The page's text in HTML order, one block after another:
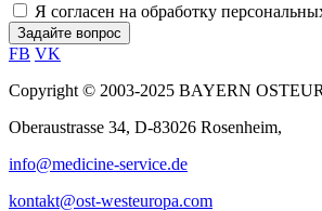
Я согласен на обработку
FB VK
Copyright © 2003-2025 BAYERN
Oberaustrasse 34, D-83026 Rosenheim,
info@medicine-service.de
kontakt@ost-westeuropa.com